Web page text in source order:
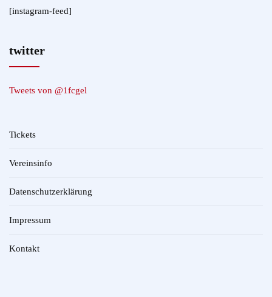
[instagram-feed]
twitter
Tweets von @1fcgel
Tickets
Vereinsinfo
Datenschutzerklärung
Impressum
Kontakt